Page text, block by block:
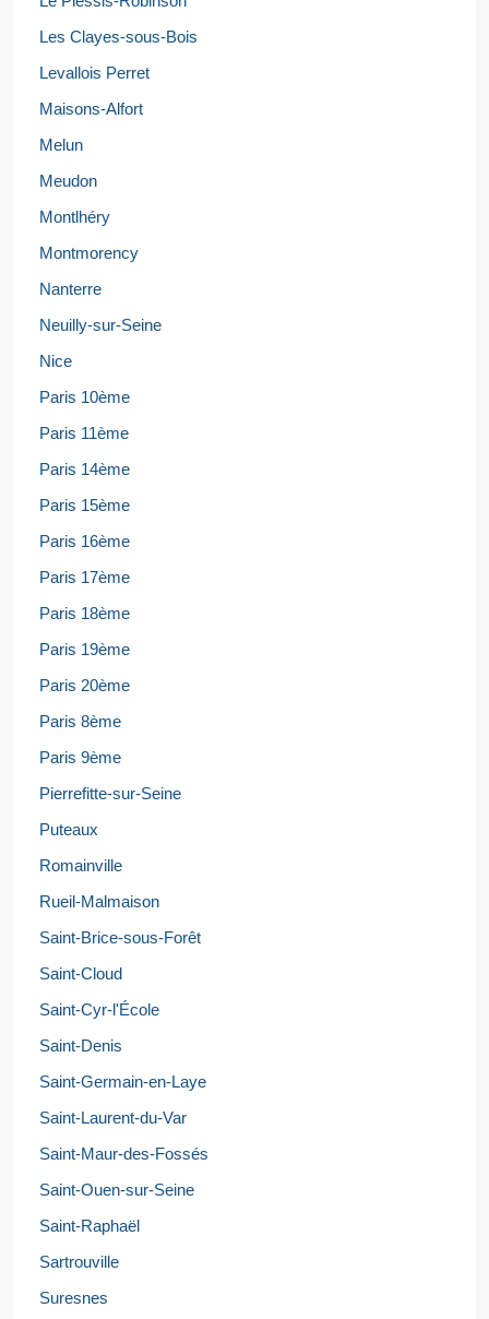
Les Clayes-sous-Bois
Levallois Perret
Maisons-Alfort
Melun
Meudon
Montlhéry
Montmorency
Nanterre
Neuilly-sur-Seine
Nice
Paris 10ème
Paris 11ème
Paris 14ème
Paris 15ème
Paris 16ème
Paris 17ème
Paris 18ème
Paris 19ème
Paris 20ème
Paris 8ème
Paris 9ème
Pierrefitte-sur-Seine
Puteaux
Romainville
Rueil-Malmaison
Saint-Brice-sous-Forêt
Saint-Cloud
Saint-Cyr-l'École
Saint-Denis
Saint-Germain-en-Laye
Saint-Laurent-du-Var
Saint-Maur-des-Fossés
Saint-Ouen-sur-Seine
Saint-Raphaël
Sartrouville
Suresnes